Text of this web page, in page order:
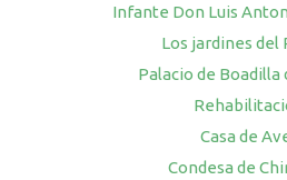
Infante Don Luis
Los jardines del
Palacio de Boadilla
Casa de
Condesa de